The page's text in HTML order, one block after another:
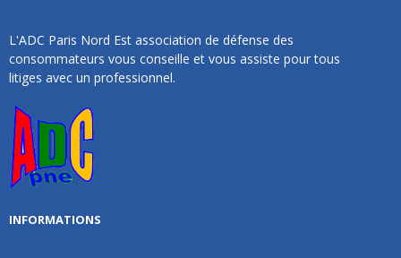
L'ADC Paris Nord Est association de défense des
consommateurs vous conseille et vous assiste pour tous
litiges avec un professionnel.
INFORMATIONS